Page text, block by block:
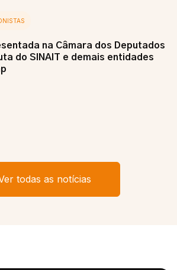
na Câmara dos Deputados
do SINAIT e demais entidades
todas as notícias